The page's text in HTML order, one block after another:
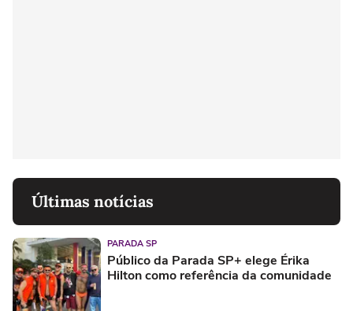
Últimas notícias
PARADA SP
Público da Parada SP+ elege Érika
Hilton como referência da comunidade